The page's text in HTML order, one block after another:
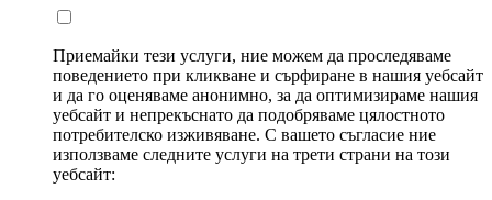
Приемайки тези услуги, ние можем да проследяваме
поведението при кликване и сърфиране в нашия уебсайт
и да го оценяваме анонимно, за да оптимизираме нашия
уебсайт и непрекъснато да подобряваме цялостното
потребителско изживяване. С вашето съгласие ние
използваме следните услуги на трети страни на този
уебсайт: